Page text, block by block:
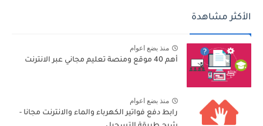
الأكثر مشاهدة
منذ بضع اعوام
أهم 40 موقع ومنصة تعليم مجاني عبر الانترنت
منذ بضع اعوام
رابط دفع فواتير الكهرباء والماء والانترنت مجانا -